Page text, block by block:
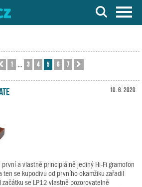
zPředchozí
1 3 4 5 6 7
10. 6. 2020
a vlastně principiálně jediný Hi-Fi gramofon
se kupodivu od prvního okamžiku zařadil
začátku se LP12 vlastně pozorovatelně